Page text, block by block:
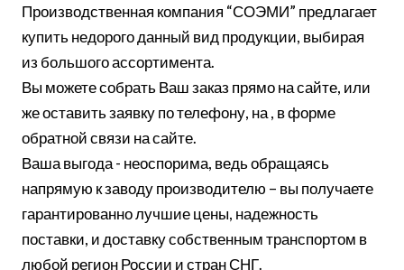
Производственная компания “СОЭМИ” предлагает
купить недорого данный вид продукции, выбирая
из большого ассортимента.
Вы можете собрать Ваш заказ прямо на сайте, или
же оставить заявку по телефону, на , в форме
обратной связи на сайте.
Ваша выгода - неоспорима, ведь обращаясь
напрямую к заводу производителю – вы получаете
гарантированно лучшие цены, надежность
поставки, и доставку собственным транспортом в
любой регион России и стран СНГ.